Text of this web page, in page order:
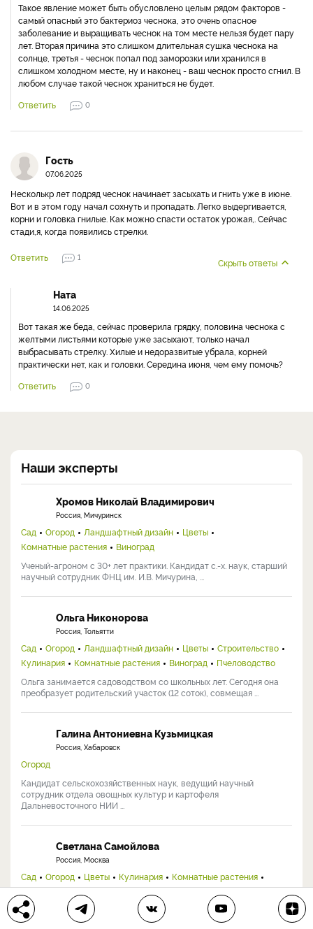
Такое явление может быть обусловлено целым рядом факторов -
самый опасный это бактериоз чеснока, это очень опасное
заболевание и выращивать чеснок на том месте нельзя будет пару
лет. Вторая причина это слишком длительная сушка чеснока на
солнце, третья - чеснок попал под заморозки или хранился в
слишком холодном месте, ну и наконец - ваш чеснок просто сгнил. В
любом случае такой чеснок храниться не будет.
Ответить
0
Гость
07.06.2025
Несколькр лет подряд чеснок начинает засыхать и гнить уже в июне.
Вот и в этом году начал сохнуть и пропадать. Легко выдергивается,
корни и головка гнилые. Как можно спасти остаток урожая,. Сейчас
стади,я, когда появились стрелки.
Ответить 1 Скрыть ответы
Ната
14.06.2025
Вот такая же беда, сейчас проверила грядку, половина чеснока с
желтыми листьями которые уже засыхают, только начал
выбрасывать стрелку. Хилые и недоразвитые убрала, корней
практически нет, как и головки. Середина июня, чем ему помочь?
Ответить
0
Наши эксперты
Хромов Николай Владимирович
Россия, Мичуринск
Сад Огород Ландшафтный дизайн
Цветы
Комнатные растения
Виноград
Ученый-агроном с 30+ лет практики. Кандидат с.-х. наук, старший
научный сотрудник ФНЦ им. И.В. Мичурина, ...
Ольга Никонорова
Россия, Тольятти
Сад Огород Ландшафтный дизайн Цветы
Строительство
Кулинария
Комнатные растения Виноград
Пчеловодство
Ольга занимается садоводством со школьных лет. Сегодня она
преобразует родительский участок (12 соток), совмещая ...
Галина Антониевна Кузьмицкая
Россия, Хабаровск
Огород
Кандидат сельскохозяйственных наук, ведущий научный
сотрудник отдела овощных культур и картофеля
Дальневосточного НИИ ...
Светлана Самойлова
Россия, Москва
Сад Огород Цветы Кулинария
Комнатные растения
Виноград
Заядлый садовод, коллекционер редких растений и садовых
новинок. В моем саду в северном Подмосковье успешно растут ...